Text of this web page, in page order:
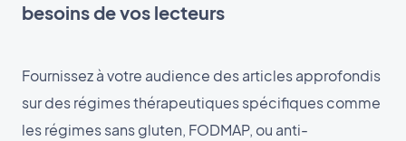
besoins de vos lecteurs
Fournissez à votre audience des articles approfondis
sur des régimes thérapeutiques spécifiques comme
les régimes sans gluten, FODMAP, ou anti-